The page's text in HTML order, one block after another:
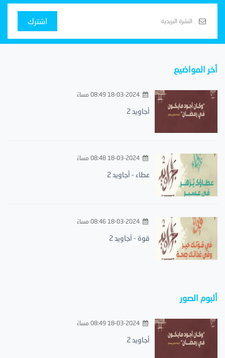
اشترك
أخر المواضيع
18-03-2024 08:49 مساءً
أجاويد 2
18-03-2024 08:48 مساءً
عطاء - أجاويد 2
18-03-2024 08:46 مساءً
قوة - أجاويد 2
ألبوم الصور
18-03-2024 08:49 مساءً
أجاويد 2